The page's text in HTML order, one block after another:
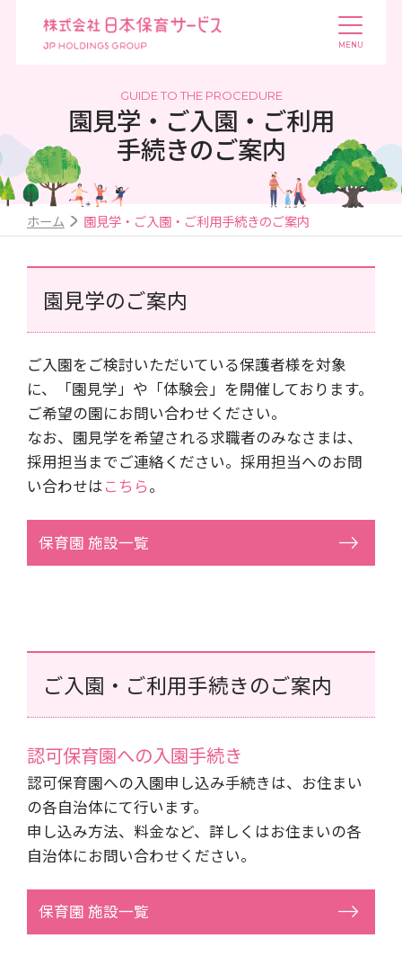
GUIDE TO THE PROCEDURE
園見学・ご入園・ご利用
手続きのご案内
ホーム 園見学・ご入園・ご利用手続きのご案内
園見学のご案内
ご入園をご検討いただいている保護者様を対象
に、「園見学」や「体験会」を開催しております。
ご希望の園にお問い合わせください。
なお、園見学を希望される求職者のみなさまは、
採用担当までご連絡ください。採用担当へのお問
い合わせはこちら。
保育園 施設一覧
ご入園・ご利用手続きのご案内
認可保育園への入園手続き
認可保育園への入園申し込み手続きは、お住まい
の各自治体にて行います。
申し込み方法、料金など、詳しくはお住まいの各
自治体にお問い合わせください。
保育園 施設一覧